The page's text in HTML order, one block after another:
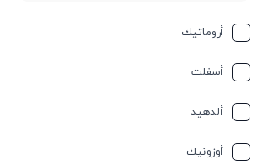
أروماتيك
أسفلت
ألدهيد
أوزونيك